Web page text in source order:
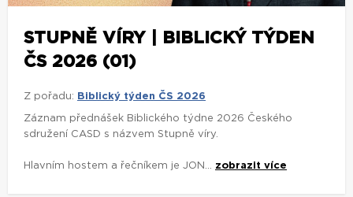
STUPNĚ VÍRY | BIBLICKÝ TÝDEN
ČS 2026 (01)
Z pořadu: Biblický týden ČS 2026
Záznam přednášek Biblického týdne 2026 Českého
sdružení CASD s názvem Stupně víry.
Hlavním hostem a řečníkem je JON... zobrazit více